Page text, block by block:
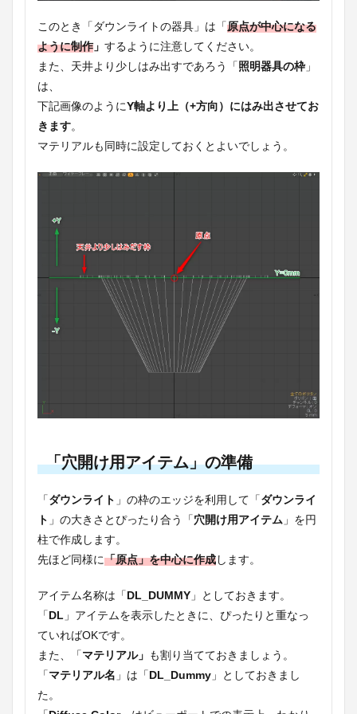
このとき「ダウンライトの器具」は「原点が中心になる
ように制作 」 するように注意してください。
また、天井より少しはみ出すであろう「照明器具の枠 」
は、
下記画像のようにY軸より上（+方向）にはみ出させてお
きます。
マテリアルも同時に設定しておくとよいでしょう。
「穴開け用アイテム」の準備
「ダウンライト 」の枠のエッジを利用して「ダウンライ
ト 」の大きさとぴったり合う「穴開け用アイテム 」を円
柱で作成します。
先ほど同様に「原点」を中心に作成します。
アイテム名称は「DL_DUMMY 」としておきます。
「DL 」アイテムを表示したときに、ぴったりと重なっ
ていればOKです。
また、「マテリアル」 も割り当てておきましょう。
「マテリアル名 」は「DL_Dummy 」としておきまし
た。